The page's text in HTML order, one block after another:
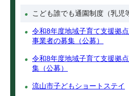
こども誰でも通園制度（乳児
令和8年度地域子育て支援拠
事業者の募集（公募）
令和8年度地域子育て支援拠
集（公募）
流山市子どもショートステイ